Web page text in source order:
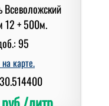
Всеволожский
12 + 500м.
95
карте.